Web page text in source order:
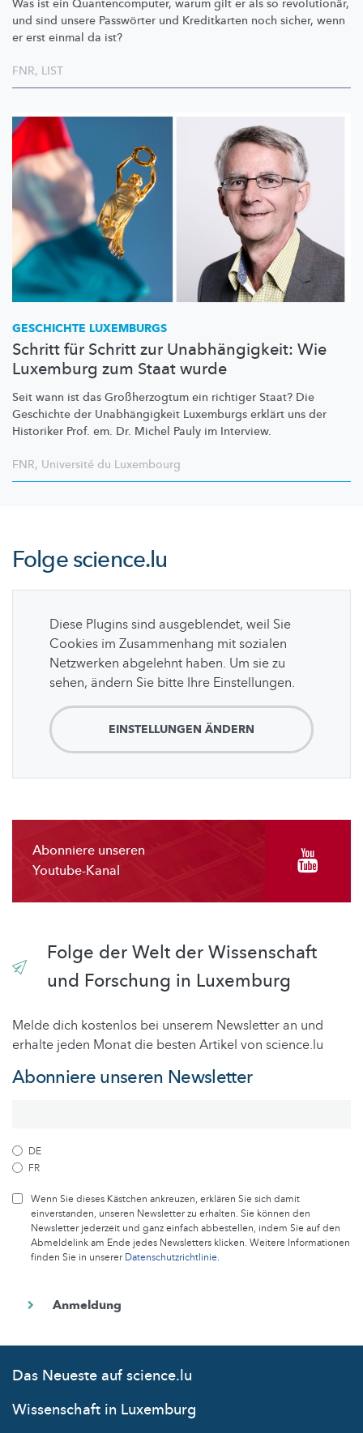
Was ist ein Quantencomputer, warum gilt er als so revolutionär,
und sind unsere Passwörter und Kreditkarten noch sicher, wenn
er erst einmal da ist?
FNR, LIST
GESCHICHTE LUXEMBURGS
Schritt für Schritt zur Unabhängigkeit: Wie
Luxemburg zum Staat wurde
Seit wann ist das Großherzogtum ein richtiger Staat? Die
Geschichte der Unabhängigkeit Luxemburgs erklärt uns der
Historiker Prof. em. Dr. Michel Pauly im Interview.
FNR, Université du Luxembourg
Folgescience.lu
Diese Plugins sind ausgeblendet, weil Sie
Cookies im Zusammenhang mit sozialen
Netzwerken abgelehnt haben. Um sie zu
sehen, ändern Sie bitte Ihre Einstellungen.
EINSTELLUNGEN ÄNDERN
Abonniere unseren
Youtube-Kanal
Folge der Welt der Wissenschaft
und Forschung in Luxemburg
Melde dich kostenlos bei unserem Newsletter an und
erhalte jeden Monat die besten Artikel von science.lu
Abonniere unseren Newsletter
DE
FR
Wenn Sie dieses Kästchen ankreuzen, erklären Sie sich damit
einverstanden, unseren Newsletter zu erhalten. Sie können den
Newsletter jederzeit und ganz einfach abbestellen, indem Sie auf den
Abmeldelink am Ende jedes Newsletters klicken. Weitere Informationen
finden Sie in unsererDatenschutzrichtlinie.
Das Neueste auf science.lu
Wissenschaft in Luxemburg